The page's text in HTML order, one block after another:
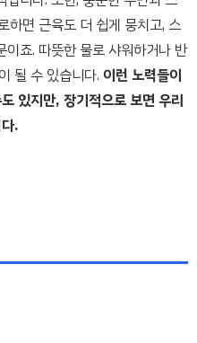
하면 근육도 더 쉽게 뭉치고, 스
죠. 따뜻한 물로 샤워하거나 반
될 수 있습니다. 이런 노력들이
있지만, 장기적으로 보면 우리
.